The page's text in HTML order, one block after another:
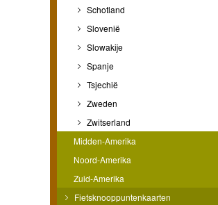
Schotland
Slovenië
Slowakije
Spanje
Tsjechië
Zweden
Zwitserland
Midden-Amerika
Noord-Amerika
Zuid-Amerika
Fietsknooppuntenkaarten